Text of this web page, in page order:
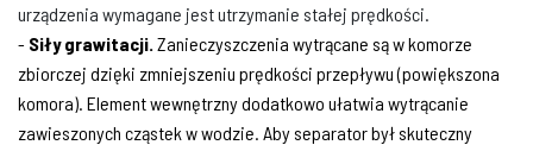
urządzenia wymagane jest utrzymanie stałej prędkości.
- Siły grawitacji. Zanieczyszczenia wytrącane są w komorze
zbiorczej dzięki zmniejszeniu prędkości przepływu (powiększona
komora). Element wewnętrzny dodatkowo ułatwia wytrącanie
zawieszonych cząstek w wodzie. Aby separator był skuteczny